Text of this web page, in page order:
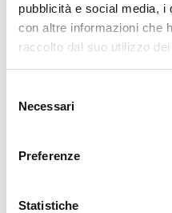
pubblicità e social media, i
con altre informazioni che
raccolto dal suo utilizzo
delNecessari
Preferenze
Statistiche
Personale tecnico